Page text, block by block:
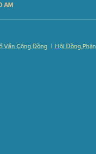
AM
pgs )
2 pgs )
Vấn Cộng Đồng | Hội Đồng